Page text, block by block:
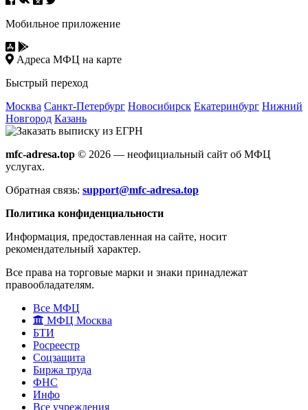
Мобильное приложение
Адреса МФЦ на карте
Быстрый переход
Москва Санкт-Петербург Новосибирск Екатеринбург Нижний
Новгород Казань
mfc-adresa.top © 2026 — неофициальный сайт об МФЦ
услугах.
Обратная связь: support@mfc-adresa.top
Политика конфиденциальности
Информация, предоставленная на сайте, носит
рекомендательный характер.
Все права на торговые марки и знаки принадлежат
правообладателям.
Все МФЦ
МФЦ Москва
БТИ
Росреестр
Соцзащита
Биржа труда
ФНС
Инфо
Все учреждения